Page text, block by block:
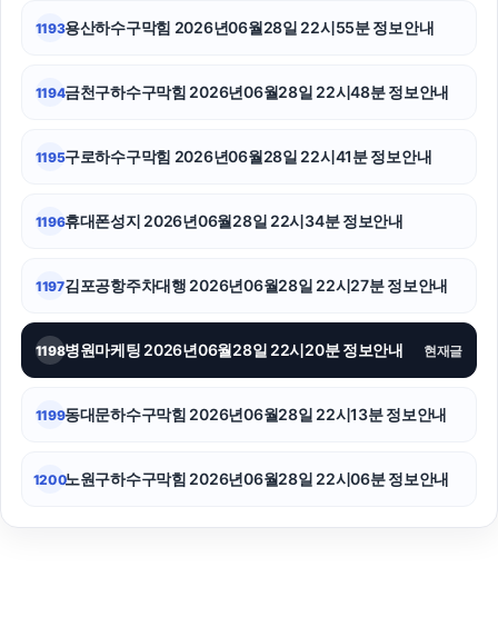
의정부법률사무소
흥신소
1193용산하수구막힘 2026년06월28일 22시55분 정보안내
1194금천구하수구막힘 2026년06월28일 22시48분 정보안내
1195구로하수구막힘 2026년06월28일 22시41분 정보안내
1196휴대폰성지 2026년06월28일 22시34분 정보안내
1197김포공항주차대행 2026년06월28일 22시27분 정보안내
1198병원마케팅 2026년06월28일 22시20분 정보안내 현재글
1199동대문하수구막힘 2026년06월28일 22시13분 정보안내
1200노원구하수구막힘 2026년06월28일 22시06분 정보안내